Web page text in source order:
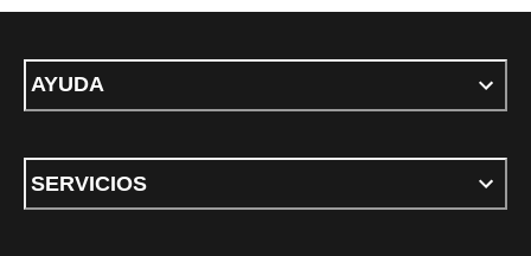
AYUDA
SERVICIOS